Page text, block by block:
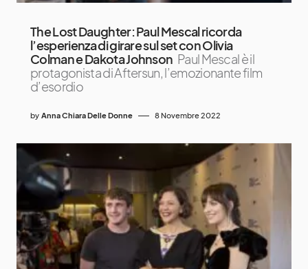
The Lost Daughter: Paul Mescal ricorda
l’esperienza di girare sul set con Olivia
Colman e Dakota Johnson Paul Mescal è il
protagonista di Aftersun, l’emozionante film
d’esordio
by Anna Chiara Delle Donne 8 Novembre 2022